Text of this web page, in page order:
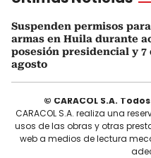
Suspenden permisos
armas en Huila durante
posesión presidencial y 7
agosto
© CARACOL S.A.
CARACOL S.A. realiza una
usos de las obras y otras
web a medios de lectura